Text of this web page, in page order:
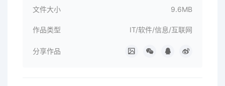
文件大小 9.6MB
作品类型 IT/软件/信息/互联网
分享作品